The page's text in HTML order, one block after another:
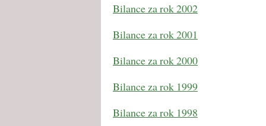
Bilance za rok 2002
Bilance za rok 2001
Bilance za rok 2000
Bilance za rok 1999
Bilance za rok 1998